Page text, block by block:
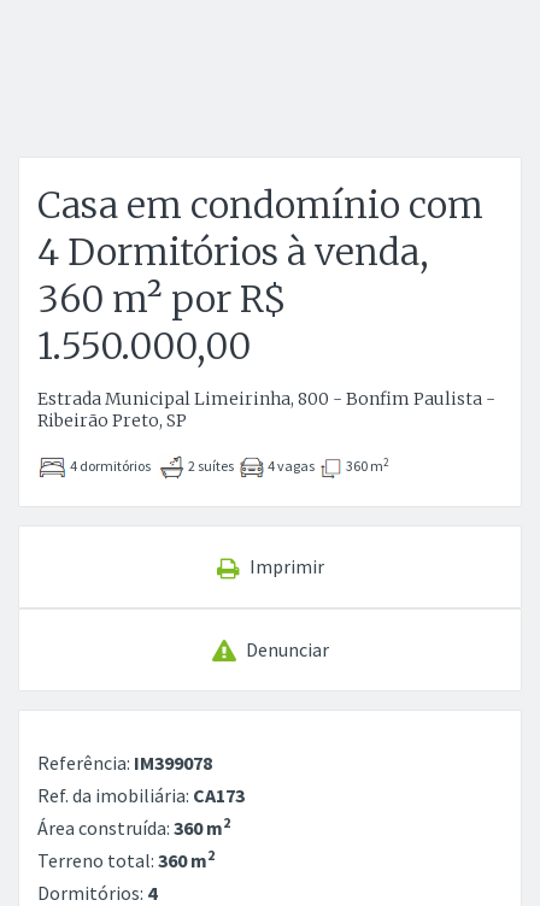
Casa em condomínio com
4 Dormitórios à venda,
360 m² por R$
1.550.000,00
Estrada Municipal Limeirinha, 800 - Bonfim Paulista -
Ribeirão Preto, SP
4 dormitórios 2 suítes 4 vagas 360 m2
Imprimir
Denunciar
Referência: IM399078
Ref. da imobiliária: CA173
Área construída: 360 m2
Terreno total: 360 m2
Dormitórios: 4